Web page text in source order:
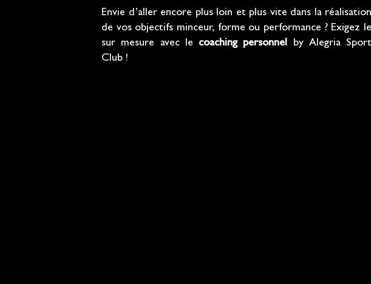
Envie d’aller encore plus loin et plus vite dans la réalisation
de vos objectifs minceur, forme ou performance ? Exigez le
sur mesure avec le coaching personnel by Alegria Sport
Club !